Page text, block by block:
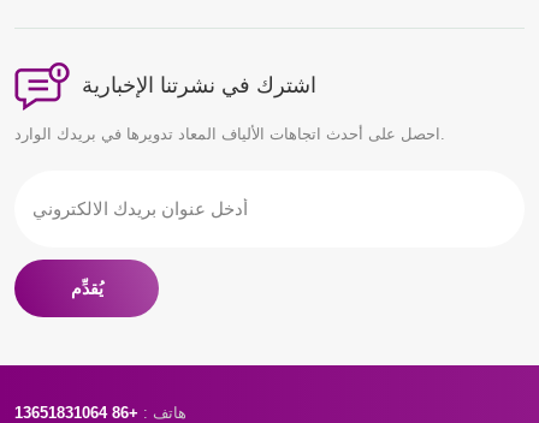
اشترك في نشرتنا الإخبارية
يُقدِّم
هاتف : +86 13651831064